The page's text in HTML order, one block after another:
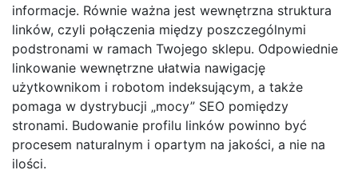
informacje. Równie ważna jest wewnętrzna struktura
linków, czyli połączenia między poszczególnymi
podstronami w ramach Twojego sklepu. Odpowiednie
linkowanie wewnętrzne ułatwia nawigację
użytkownikom i robotom indeksującym, a także
pomaga w dystrybucji „mocy” SEO pomiędzy
stronami. Budowanie profilu linków powinno być
procesem naturalnym i opartym na jakości, a nie na
ilości.